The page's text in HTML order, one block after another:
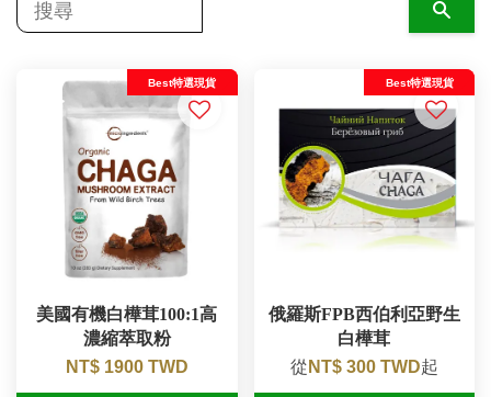
Best特選現貨
美國有機白樺茸100:1高
濃縮萃取粉
NT$ 1900 TWD
Best特選現貨
俄羅斯FPB西伯利亞野生
白樺茸
從 NT$ 300 TWD起